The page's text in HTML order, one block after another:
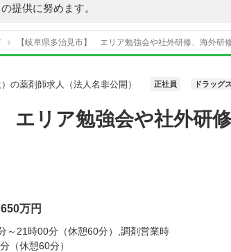
提供に努めます。
【岐阜県多治見市】 エリア勉強会や社外研修、海外研
の薬剤師求人（法人名非公開） 正社員 ドラッグ
エリア勉強会や社外研
万円
～21時00分（休憩60分）,調剤営業時
（休憩60分）